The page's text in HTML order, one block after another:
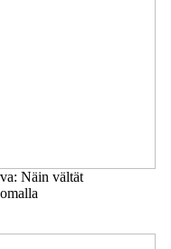
Näin vältät